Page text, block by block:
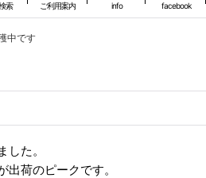
索 ご利用案内 info facebook
中です
た。
出荷のピークです。